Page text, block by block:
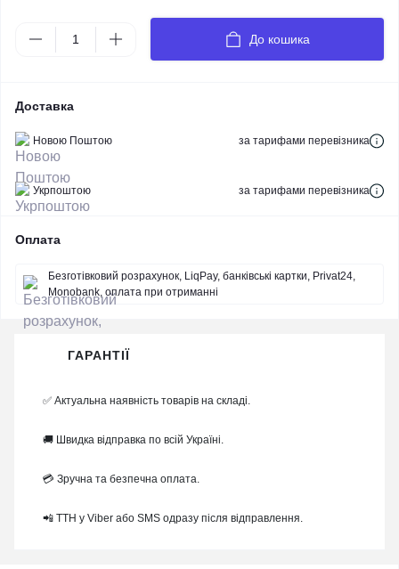
До кошика
Доставка
Новою Поштою за тарифами перевізника
Укрпоштою за тарифами перевізника
Оплата
Безготівковий розрахунок, LiqPay, банківські картки, Privat24,
Monobank, оплата при отриманні
ГАРАНТІЇ
✅ Актуальна наявність товарів на складі.
🚚 Швидка відправка по всій Україні.
💳 Зручна та безпечна оплата.
📲 ТТН у Viber або SMS одразу після відправлення.